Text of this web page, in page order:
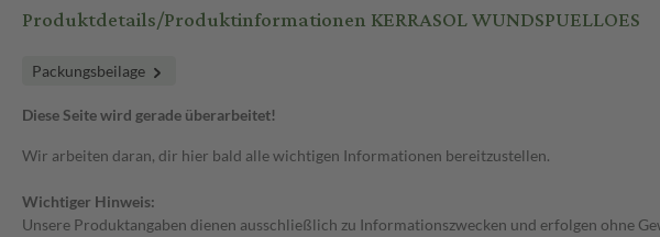
Produktdetails/Produktinformationen KERRASOL WUNDSPUELLOES
Packungsbeilage
Diese Seite wird gerade überarbeitet!
Wir arbeiten daran, dir hier bald alle wichtigen Informationen bereitzustellen.
Wichtiger Hinweis:
Unsere Produktangaben dienen ausschließlich zu Informationszwecken und erfolgen ohne